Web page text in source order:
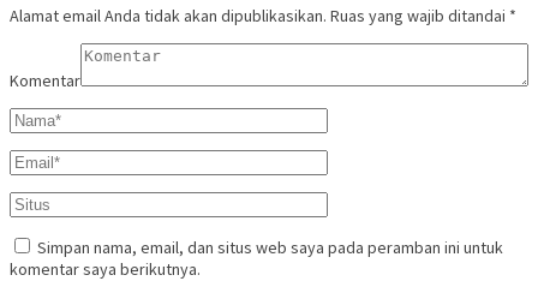
Alamat email Anda tidak akan dipublikasikan. Ruas yang wajib ditandai *
Komentar
Simpan nama, email, dan situs web saya pada peramban ini untuk
komentar saya berikutnya.